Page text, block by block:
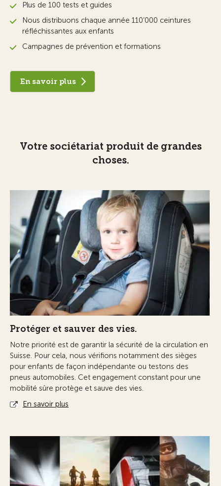
Plus de 100 tests et guides
Nous distribuons chaque année 110’000 ceintures
réfléchissantes aux enfants
Campagnes de prévention et formations
En savoir plus
Votre sociétariat produit de grandes
choses.
Protéger et sauver des vies.
Notre priorité est de garantir la sécurité de la circulation en
Suisse. Pour cela, nous vérifions notamment des sièges
pour enfants de façon indépendante ou testons des
pneus automobiles. Cet engagement constant pour une
mobilité sûre protège et sauve des vies.
En savoir plus